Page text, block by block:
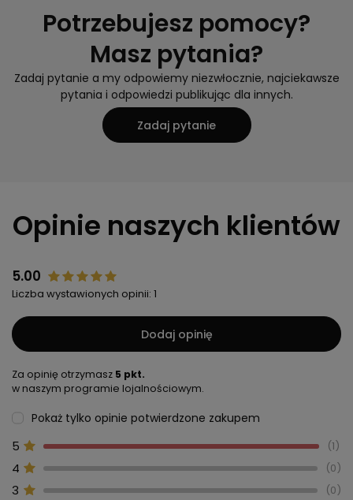
Potrzebujesz pomocy?
Masz pytania?
Zadaj pytanie a my odpowiemy niezwłocznie, najciekawsze
pytania i odpowiedzi publikując dla innych.
Zadaj pytanie
Opinie naszych klientów
5.00
Liczba wystawionych opinii: 1
Dodaj opinię
Za opinię otrzymasz 5 pkt.
w naszym programie lojalnościowym.
Pokaż tylko opinie potwierdzone zakupem
5 1
4 0
3 0